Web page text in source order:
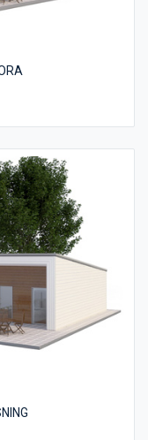
stycken badrum och
har
måltider och
fönsterpartier
med altan